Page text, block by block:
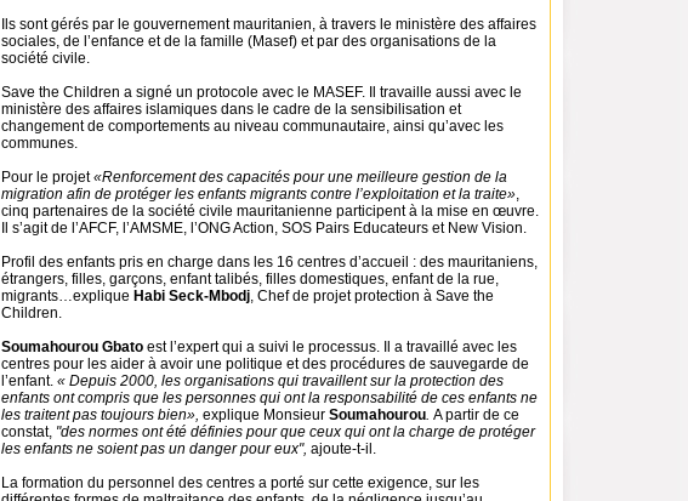
Ils sont gérés par le gouvernement mauritanien, à travers le ministère des affaires
sociales, de l’enfance et de la famille (Masef) et par des organisations de la
société civile.
Save the Children a signé un protocole avec le MASEF. Il travaille aussi avec le
ministère des affaires islamiques dans le cadre de la sensibilisation et
changement de comportements au niveau communautaire, ainsi qu’avec les
communes.
Pour le projet«Renforcement des capacités pour une meilleure gestion de la
migration afin de protéger les enfants migrants contre l’exploitation et la traite»,
cinq partenaires de la société civile mauritanienne participent à la mise en œuvre.
Il s’agit de l’AFCF, l’AMSME, l’ONG Action, SOS Pairs Educateurs et New Vision.
Profil des enfants pris en charge dans les 16 centres d’accueil : des mauritaniens,
étrangers, filles, garçons, enfant talibés, filles domestiques, enfant de la rue,
migrants…explique Habi Seck-Mbodj, Chef de projet protection à Save the
Children.
Soumahourou Gbato est l’expert qui a suivi le processus. Il a travaillé avec les
centres pour les aider à avoir une politique et des procédures de sauvegarde de
l’enfant. « Depuis 2000, les organisations qui travaillent sur la protection des
enfants ont compris que les personnes qui ont la responsabilité de ces enfants ne
les traitent pas toujours bien», explique Monsieur Soumahourou. A partir de ce
constat, "des normes ont été définies pour que ceux qui ont la charge de protéger
les enfants ne soient pas un danger pour eux", ajoute-t-il.
La formation du personnel des centres a porté sur cette exigence, sur les